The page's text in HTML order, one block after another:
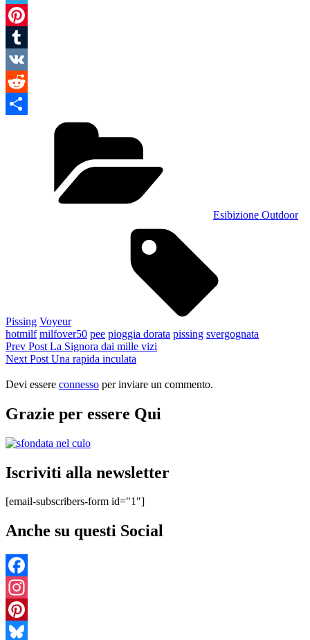
Telegram
Pinterest
Tumblr
VK
Reddit
Esibizione Outdoor
Pissing Voyeur
hotmilf milfover50 pee pioggia dorata pissing svergognata
Navigazione
articoli
Previous
Post
Prev Post La Signora dai mille vizi
Next
Next Post Una rapida inculata
Devi essere connesso per inviare un commento.
Grazie per essere Qui
Iscriviti alla newsletter
[email-subscribers-form id="1"]
Anche su questi Social
Facebook
Instagram
Pinterest